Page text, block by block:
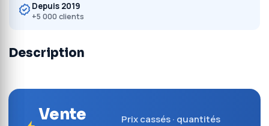
Depuis 2019
+5 000 clients
Description
Vente
Prix cassés · quantités